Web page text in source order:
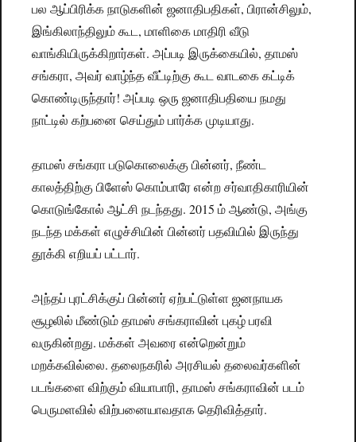
பல ஆப்பிரிக்க நாடுகளின் ஜனாதிபதிகள், பிரான்சிலும்,
இங்கிலாந்திலும் கூட, மாளிகை மாதிரி வீடு
வாங்கியிருக்கிறார்கள். அப்படி இருக்கையில், தாமஸ்
சங்கரா, அவர் வாழ்ந்த வீட்டிற்கு கூட வாடகை கட்டிக்
கொண்டிருந்தார்! அப்படி ஒரு ஜனாதிபதியை நமது
நாட்டில் கற்பனை செய்தும் பார்க்க முடியாது.
தாமஸ் சங்கரா படுகொலைக்கு பின்னர், நீண்ட
காலத்திற்கு பிளேஸ் கொம்பாரே என்ற சர்வாதிகாரியின்
கொடுங்கோல் ஆட்சி நடந்தது. 2015 ம் ஆண்டு, அங்கு
நடந்த மக்கள் எழுச்சியின் பின்னர் பதவியில் இருந்து
தூக்கி எறியப் பட்டார்.
அந்தப் புரட்சிக்குப் பின்னர் ஏற்பட்டுள்ள ஜனநாயக
சூழலில் மீண்டும் தாமஸ் சங்கராவின் புகழ் பரவி
வருகின்றது. மக்கள் அவரை என்றென்றும்
மறக்கவில்லை. தலைநகரில் அரசியல் தலைவர்களின்
படங்களை விற்கும் வியாபாரி, தாமஸ் சங்கராவின் படம்
பெருமளவில் விற்பனையாவதாக தெரிவித்தார்.